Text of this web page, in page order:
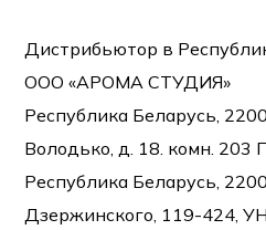
Дистрибьютор в
ООО «АРОМА СТУДИЯ»
Республика Беларусь,
Володько, д. 18. комн. 203
Республика Беларусь,
Дзержинского, 119-424,